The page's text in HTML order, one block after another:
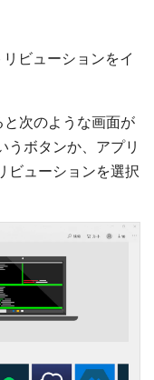
ビューションをイ
次のような画面が
うボタンか、アプリ
ビューションを選択